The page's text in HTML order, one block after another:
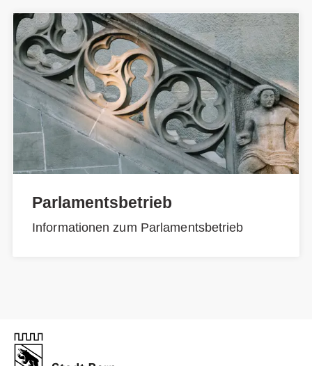
Parlamentsbetrieb
Informationen zum Parlamentsbetrieb